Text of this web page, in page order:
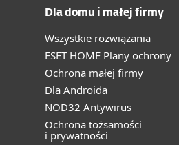
Dla domu i małej firmy
Wszystkie rozwiązania
ESET HOME Plany ochrony
Ochrona małej firmy
Dla Androida
NOD32 Antywirus
Ochrona tożsamości
i prywatności